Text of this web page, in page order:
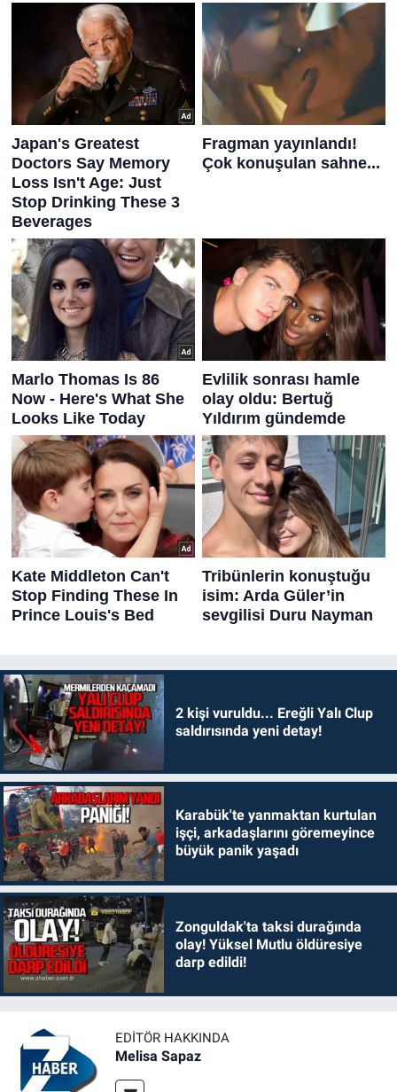
2 kişi vuruldu... Ereğli Yalı Clup
saldırısında yeni detay!
Karabük'te yanmaktan kurtulan
işçi, arkadaşlarını göremeyince
büyük panik yaşadı
Zonguldak'ta taksi durağında
olay! Yüksel Mutlu öldüresiye
darp edildi!
EDITÖR HAKKINDA
Melisa Sapaz